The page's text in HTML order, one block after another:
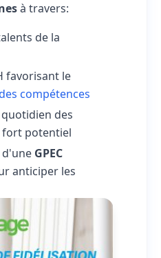
à travers:
de la
favorisant le
compétences
des
fort potentiel
d'une GPEC
anticiper les